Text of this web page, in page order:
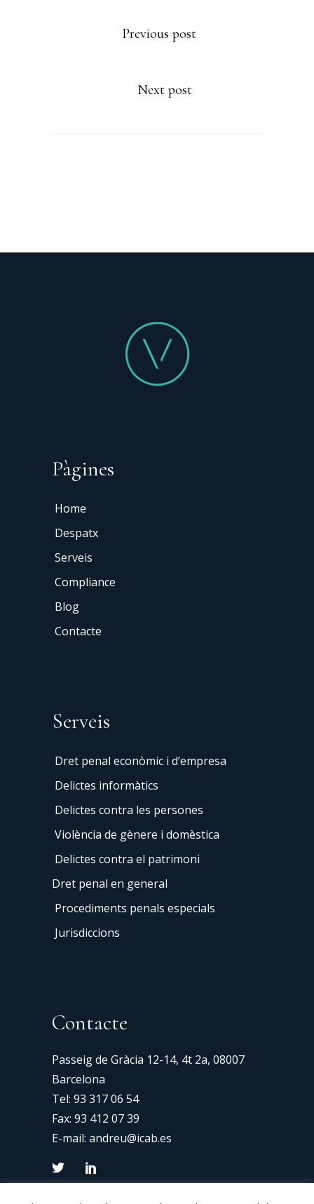
Previous post
Next post
Pàgines
Home
Despatx
Serveis
Compliance
Blog
Contacte
Serveis
Dret penal econòmic i d’empresa
Delictes informàtics
Delictes contra les persones
Violència de gènere i domèstica
Delictes contra el patrimoni
Dret penal en general
Procediments penals especials
Jurisdiccions
Contacte
Passeig de Gràcia 12-14, 4t 2a, 08007
Barcelona
Tel: 93 317 06 54
Fax: 93 412 07 39
E-mail: andreu@icab.es